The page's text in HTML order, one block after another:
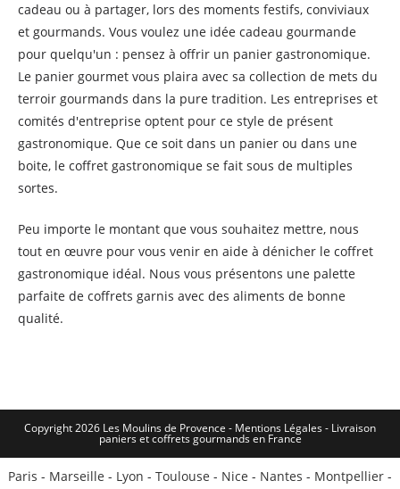
cadeau ou à partager, lors des moments festifs, conviviaux
et gourmands. Vous voulez une idée cadeau gourmande
pour quelqu'un : pensez à offrir un panier gastronomique.
Le panier gourmet vous plaira avec sa collection de mets du
terroir gourmands dans la pure tradition. Les entreprises et
comités d'entreprise optent pour ce style de présent
gastronomique. Que ce soit dans un panier ou dans une
boite, le coffret gastronomique se fait sous de multiples
sortes.
Peu importe le montant que vous souhaitez mettre, nous
tout en œuvre pour vous venir en aide à dénicher le coffret
gastronomique idéal. Nous vous présentons une palette
parfaite de coffrets garnis avec des aliments de bonne
qualité.
Copyright 2026 Les Moulins de Provence - Mentions Légales - Livraison
paniers et coffrets gourmands en France
Paris - Marseille - Lyon - Toulouse - Nice - Nantes - Montpellier -